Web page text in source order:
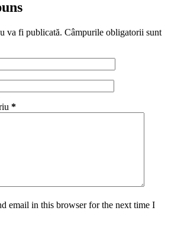
va fi publicată. Câmpurile obligatorii sunt
*
email in this browser for the next time I